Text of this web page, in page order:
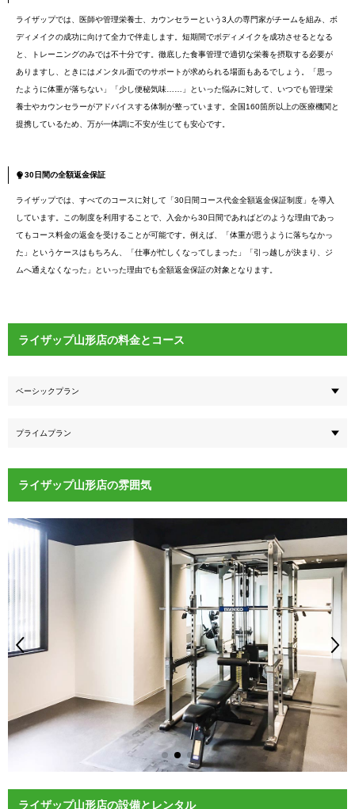
ライザップでは、医師や管理栄養士、カウンセラーという3人の専門家がチームを組み、ボ
ディメイクの成功に向けて全力で伴走します。短期間でボディメイクを成功させるとなる
と、トレーニングのみでは不十分です。徹底した食事管理で適切な栄養を摂取する必要が
ありますし、ときにはメンタル面でのサポートが求められる場面もあるでしょう。「思っ
たように体重が落ちない」「少し便秘気味……」といった悩みに対して、いつでも管理栄
養士やカウンセラーがアドバイスする体制が整っています。全国160箇所以上の医療機関と
提携しているため、万が一体調に不安が生じても安心です。
30日間の全額返金保証
ライザップでは、すべてのコースに対して「30日間コース代金全額返金保証制度」を導入
しています。この制度を利用することで、入会から30日間であればどのような理由であっ
てもコース料金の返金を受けることが可能です。例えば、「体重が思うように落ちなかっ
た」というケースはもちろん、「仕事が忙しくなってしまった」「引っ越しが決まり、ジ
ムへ通えなくなった」といった理由でも全額返金保証の対象となります。
ライザップ山形店の料金とコース
ベーシックプラン
プライムプラン
ライザップ山形店の雰囲気
ライザップ山形店の設備とレンタル